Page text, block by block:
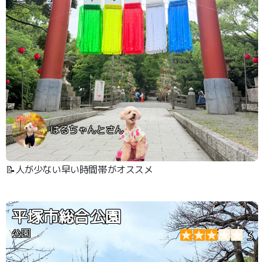
はるちゃんとさん
📝人が少ない早い時間帯がオススメ
平塚市総合公園
公園 3